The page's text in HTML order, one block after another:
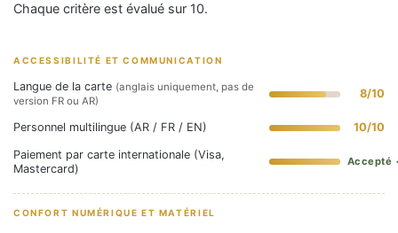
Chaque critère est évalué sur 10.
ACCESSIBILITÉ ET COMMUNICATION
Langue de la carte (anglais uniquement, pas de
version FR ou AR)
8/10
Personnel multilingue (AR / FR / EN) 10/10
Paiement par carte internationale (Visa,
Mastercard)
Accepté
CONFORT NUMÉRIQUE ET MATÉRIEL